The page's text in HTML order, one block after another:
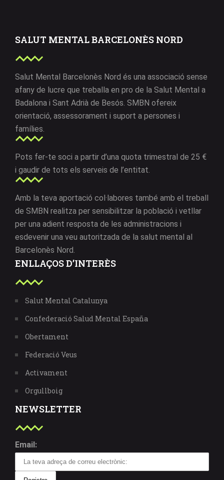
SALUT MENTAL BARCELONÈS NORD
Salut Mental Barcelonès Nord és una associació sense
afany de lucre que treballa en pro de la Salut Mental a
Badalona i Sant Adrià de Besós. SMBN ofereix
orientació, assessorament i suport a persones i
famílies.
Pots fer-te soci a partir d’una quota trimestral de 25 €
i gaudir de tots els serveis de l’entitat.
Amb la teva aportació col·labores també amb el treball
de SMBN realitza per sensibilitzar la població i vetllar
per una adient resposta de les administracions i
esdevenir una veu autoritzada de la salut mental al
Barcelonès Nord.
ENLLAÇOS D’INTERÈS
Salut Mental Catalunya
Confederació Salud Mental España
Obertament
Federació Veus
Activament
Orgullboig
NEWSLETTER
Email: